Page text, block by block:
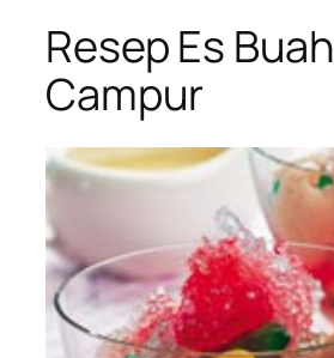
Resep Es Buah
Campur